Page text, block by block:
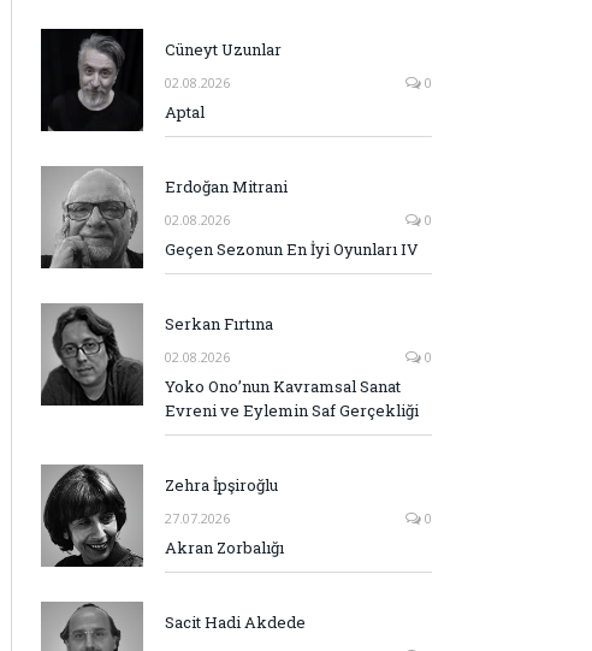
Cüneyt Uzunlar
02.08.2026 0
Aptal
Erdoğan Mitrani
02.08.2026 0
Geçen Sezonun En İyi Oyunları IV
Serkan Fırtına
02.08.2026 0
Yoko Ono’nun Kavramsal Sanat
Evreni ve Eylemin Saf Gerçekliği
Zehra İpşiroğlu
27.07.2026 0
Akran Zorbalığı
Sacit Hadi Akdede